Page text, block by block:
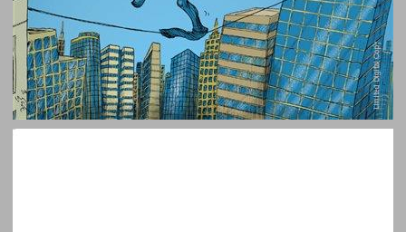
יותר נדל״ן משכל: איך להיכנס נכון לעולם ההשקעות, ולצאת מנצחים ... 0